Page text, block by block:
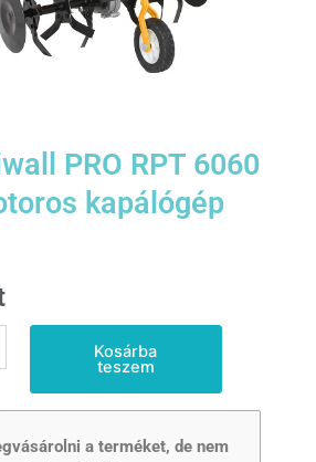
PRO RPT 6060
kapálógép
Kosárba
teszem
a terméket, de nem